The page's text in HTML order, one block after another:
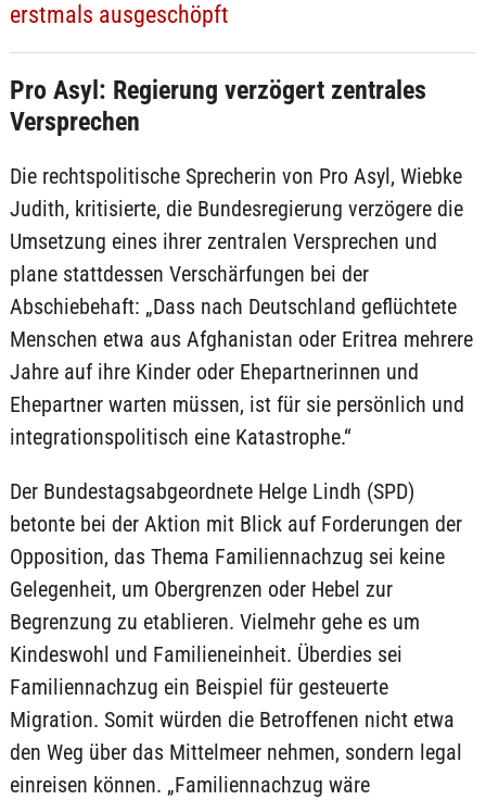
erstmals ausgeschöpft
Pro Asyl: Regierung verzögert zentrales
Versprechen
Die rechtspolitische Sprecherin von Pro Asyl, Wiebke
Judith, kritisierte, die Bundesregierung verzögere die
Umsetzung eines ihrer zentralen Versprechen und
plane stattdessen Verschärfungen bei der
Abschiebehaft: „Dass nach Deutschland geflüchtete
Menschen etwa aus Afghanistan oder Eritrea mehrere
Jahre auf ihre Kinder oder Ehepartnerinnen und
Ehepartner warten müssen, ist für sie persönlich und
integrationspolitisch eine Katastrophe.“
Der Bundestagsabgeordnete Helge Lindh (SPD)
betonte bei der Aktion mit Blick auf Forderungen der
Opposition, das Thema Familiennachzug sei keine
Gelegenheit, um Obergrenzen oder Hebel zur
Begrenzung zu etablieren. Vielmehr gehe es um
Kindeswohl und Familieneinheit. Überdies sei
Familiennachzug ein Beispiel für gesteuerte
Migration. Somit würden die Betroffenen nicht etwa
den Weg über das Mittelmeer nehmen, sondern legal
einreisen können. „Familiennachzug wäre